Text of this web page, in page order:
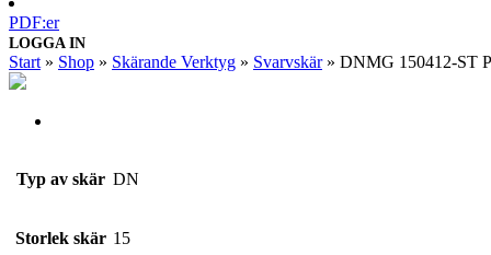
PDF:er
LOGGA IN
Start » Shop » Skärande Verktyg » Svarvskär» DNMG 150412-ST
Typ av skär DN
Storlek skär 15